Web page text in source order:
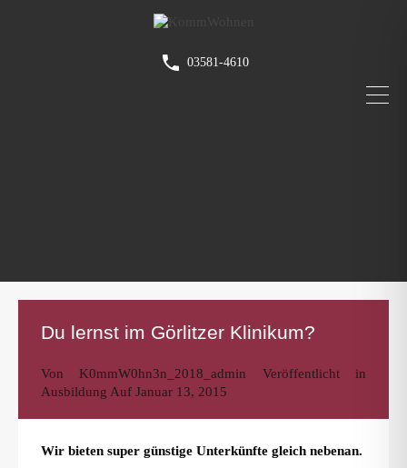
03581-4610
Du lernst im Görlitzer Klinikum?
VonK0mmW0hn3n_2018_admin Veröffentlicht in
Ausbildung Auf Januar 13, 2015
Wir bieten super günstige Unterkünfte gleich nebenan.